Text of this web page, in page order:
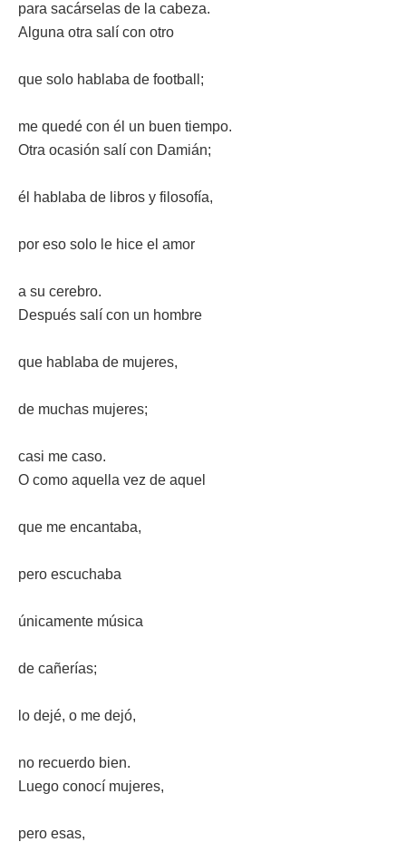
para sacárselas de la cabeza.
Alguna otra salí con otro
que solo hablaba de football;
me quedé con él un buen tiempo.
Otra ocasión salí con Damián;
él hablaba de libros y filosofía,
por eso solo le hice el amor
a su cerebro.
Después salí con un hombre
que hablaba de mujeres,
de muchas mujeres;
casi me caso.
O como aquella vez de aquel
que me encantaba,
pero escuchaba
únicamente música
de cañerías;
lo dejé, o me dejó,
no recuerdo bien.
Luego conocí mujeres,
pero esas,